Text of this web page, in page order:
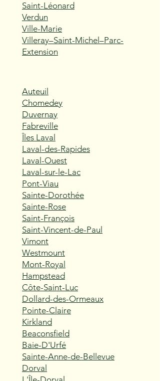
Saint-Léonard
Verdun
Ville-Marie
Villeray–Saint-Michel–Parc-
Extension
Auteuil
Chomedey
Duvernay
Fabreville
Îles Laval
Laval-des-Rapides
Laval-Ouest
Laval-sur-le-Lac
Pont-Viau
Sainte-Dorothée
Sainte-Rose
Saint-François
Saint-Vincent-de-Paul
Vimont
Westmount
Mont-Royal
Hampstead
Côte-Saint-Luc
Dollard-des-Ormeaux
Pointe-Claire
Kirkland
Beaconsfield
Baie-D'Urfé
Sainte-Anne-de-Bellevue
Dorval